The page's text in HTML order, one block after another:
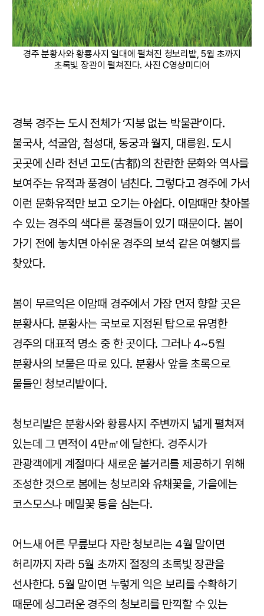
경주 분황사와 황룡사지 일대에 펼쳐진 청보리밭, 5월 초까지
초록빛 장관이 펼쳐진다. 사진 C영상미디어
경북 경주는 도시 전체가 ‘지붕 없는 박물관’이다.
불국사, 석굴암, 첨성대, 동궁과 월지, 대릉원. 도시
곳곳에 신라 천년 고도(古都)의 찬란한 문화와 역사를
보여주는 유적과 풍경이 넘친다. 그렇다고 경주에 가서
이런 문화유적만 보고 오기는 아쉽다. 이맘때만 찾아볼
수 있는 경주의 색다른 풍경들이 있기 때문이다. 봄이
가기 전에 놓치면 아쉬운 경주의 보석 같은 여행지를
찾았다.
봄이 무르익은 이맘때 경주에서 가장 먼저 향할 곳은
분황사다. 분황사는 국보로 지정된 탑으로 유명한
경주의 대표적 명소 중 한 곳이다. 그러나 4~5월
분황사의 보물은 따로 있다. 분황사 앞을 초록으로
물들인 청보리밭이다.
청보리밭은 분황사와 황룡사지 주변까지 넓게 펼쳐져
있는데 그 면적이 4만㎡에 달한다. 경주시가
관광객에게 계절마다 새로운 볼거리를 제공하기 위해
조성한 것으로 봄에는 청보리와 유채꽃을, 가을에는
코스모스나 메밀꽃 등을 심는다.
어느새 어른 무릎보다 자란 청보리는 4월 말이면
허리까지 자라 5월 초까지 절정의 초록빛 장관을
선사한다. 5월 말이면 누렇게 익은 보리를 수확하기
때문에 싱그러운 경주의 청보리를 만끽할 수 있는